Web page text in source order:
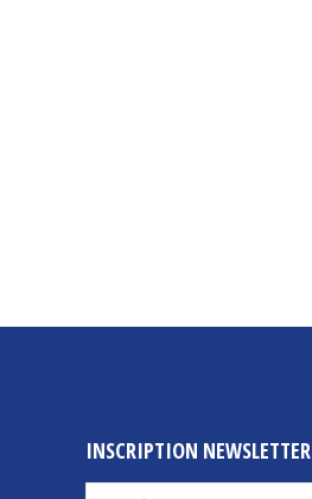
INSCRIPTION NEWSLETTER